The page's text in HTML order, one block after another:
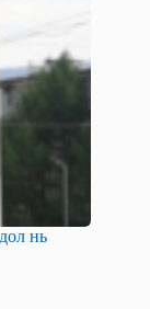
нь